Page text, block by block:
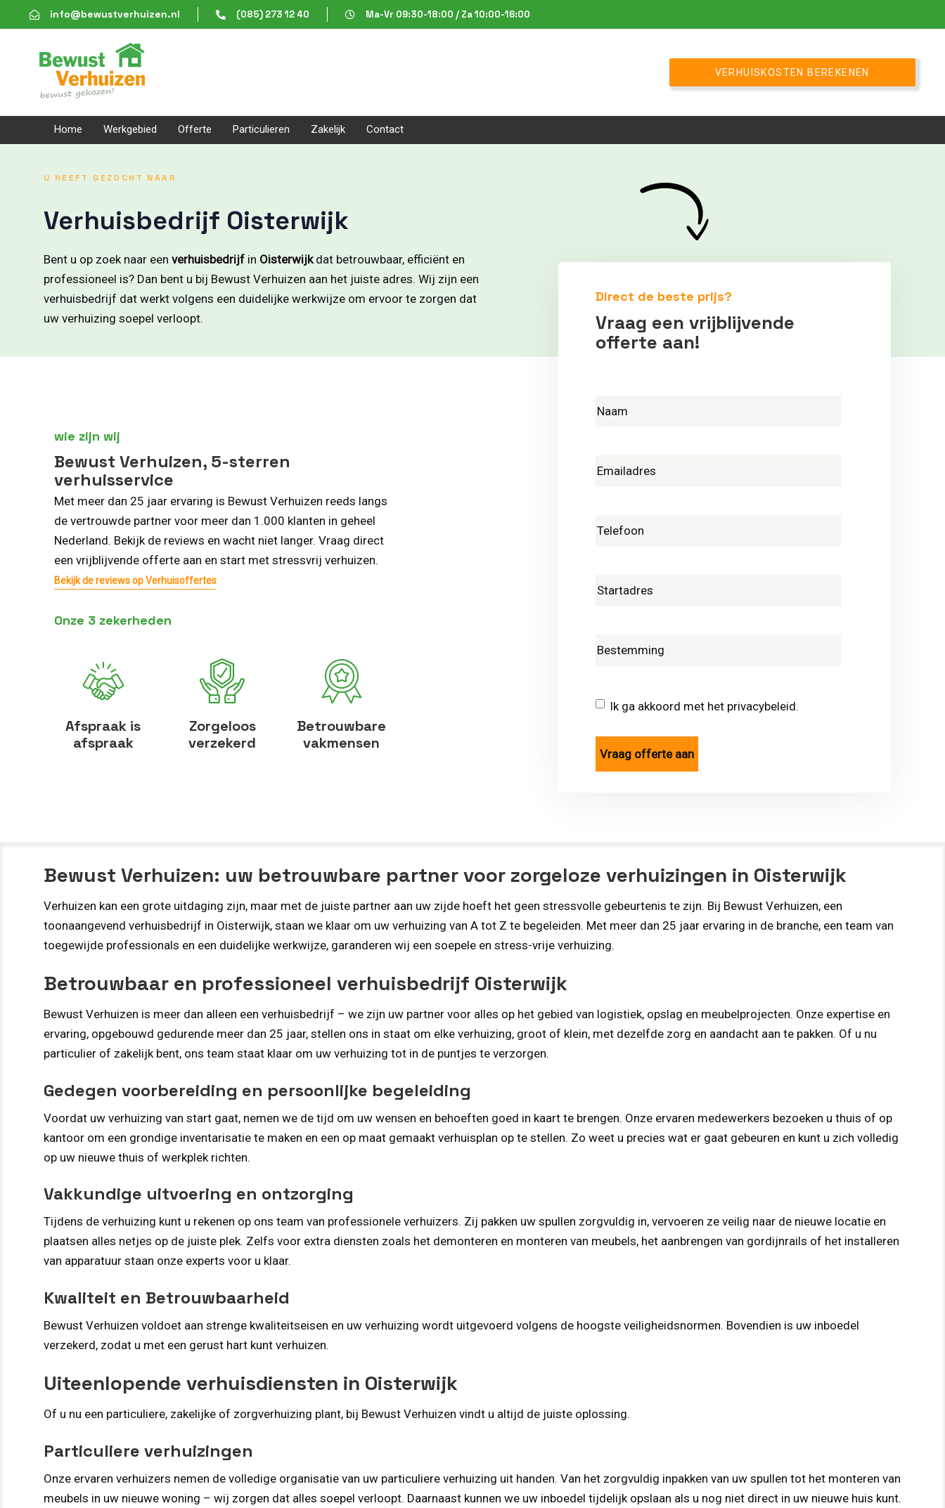
links
to
content
info@bewustverhuizen.nl (085) 273 12 40 Ma-Vr 09:30-18:00 / Za 10:00-16:00
VERHUISKOSTEN BEREKENEN
Home Werkgebied Offerte Particulieren Zakelijk Contact
U HEEFT GEZOCHT NAAR
Verhuisbedrijf Oisterwijk
Bent u op zoek naar een verhuisbedrijf in Oisterwijkdat betrouwbaar, efficiënt en
professioneel is? Dan bent u bij Bewust Verhuizen aan het juiste adres. Wij zijn een
verhuisbedrijf dat werkt volgens een duidelijke werkwijze om ervoor te zorgen dat
uw verhuizing soepel verloopt.
wie zijn wij
Bewust Verhuizen, 5-sterren
verhuisservice
Met meer dan 25 jaar ervaring is Bewust Verhuizen reeds langs
de vertrouwde partner voor meer dan 1.000 klanten in geheel
Nederland. Bekijk de reviews en wacht niet langer. Vraag direct
een vrijblijvende offerte aan en start met stressvrij verhuizen.
Bekijk de reviews op Verhuisoffertes
Onze 3 zekerheden
Afspraak is
afspraak
Zorgeloos
verzekerd
Betrouwbare
vakmensen
Direct de beste prijs?
Vraag een vrijblijvende
offerte aan!
Ik ga akkoord met het privacybeleid.
Bewust Verhuizen: uw betrouwbare partner voor zorgeloze verhuizingen in Oisterwijk
Verhuizen kan een grote uitdaging zijn, maar met de juiste partner aan uw zijde hoeft het geen stressvolle gebeurtenis te zijn. Bij Bewust Verhuizen, een
toonaangevend verhuisbedrijf in Oisterwijk, staan we klaar om uw verhuizing van A tot Z te begeleiden. Met meer dan 25 jaar ervaring in de branche, een team van
toegewijde professionals en een duidelijke werkwijze, garanderen wij een soepele en stress-vrije verhuizing.
Betrouwbaar en professioneel verhuisbedrijf Oisterwijk
Bewust Verhuizen is meer dan alleen een verhuisbedrijf – we zijn uw partner voor alles op het gebied van logistiek, opslag en meubelprojecten. Onze expertise en
ervaring, opgebouwd gedurende meer dan 25 jaar, stellen ons in staat om elke verhuizing, groot of klein, met dezelfde zorg en aandacht aan te pakken. Of u nu
particulier of zakelijk bent, ons team staat klaar om uw verhuizing tot in de puntjes te verzorgen.
Gedegen voorbereiding en persoonlijke begeleiding
Voordat uw verhuizing van start gaat, nemen we de tijd om uw wensen en behoeften goed in kaart te brengen. Onze ervaren medewerkers bezoeken u thuis of op
kantoor om een grondige inventarisatie te maken en een op maat gemaakt verhuisplan op te stellen. Zo weet u precies wat er gaat gebeuren en kunt u zich volledig
op uw nieuwe thuis of werkplek richten.
Vakkundige uitvoering en ontzorging
Tijdens de verhuizing kunt u rekenen op ons team van professionele verhuizers. Zij pakken uw spullen zorgvuldig in, vervoeren ze veilig naar de nieuwe locatie en
plaatsen alles netjes op de juiste plek. Zelfs voor extra diensten zoals het demonteren en monteren van meubels, het aanbrengen van gordijnrails of het installeren
van apparatuur staan onze experts voor u klaar.
Kwaliteit en Betrouwbaarheid
Bewust Verhuizen voldoet aan strenge kwaliteitseisen en uw verhuizing wordt uitgevoerd volgens de hoogste veiligheidsnormen. Bovendien is uw inboedel
verzekerd, zodat u met een gerust hart kunt verhuizen.
Uiteenlopende verhuisdiensten in Oisterwijk
Of u nu een particuliere, zakelijke of zorgverhuizing plant, bij Bewust Verhuizen vindt u altijd de juiste oplossing.
Particuliere verhuizingen
Onze ervaren verhuizers nemen de volledige organisatie van uw particuliere verhuizing uit handen. Van het zorgvuldig inpakken van uw spullen tot het monteren van
meubels in uw nieuwe woning – wij zorgen dat alles soepel verloopt. Daarnaast kunnen we uw inboedel tijdelijk opslaan als u nog niet direct in uw nieuwe huis kunt.